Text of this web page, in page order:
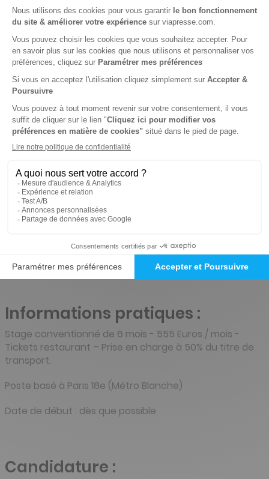
- AB Tasty
- One trust
- Suite Google
- Avis verifié
Profil :
Méthodique, organisé(e), curieux, vous êtes attiré par
l'innovation et les dimensions techniques du marketing
digital.
Bac +3/4/5, vous suivez une formation spécialisée le
connaissances théoriques dans ce domaine et
souhaitez les mettre en pratique. .
Informations pratiques :
Stage conventionné de 6 mois - 555 Euros / mois -
Tickets restaurant – Prise en charge à 50% du titre de
transport.
Poste basé à Paris 18e (Métro Blanche)
Date de début : dès que possible
Candidature :